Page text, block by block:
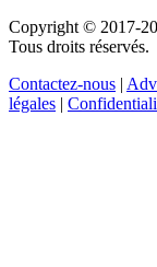
Copyright © 2017-
Tous droits réservés.
Contactez-nous |
légales |